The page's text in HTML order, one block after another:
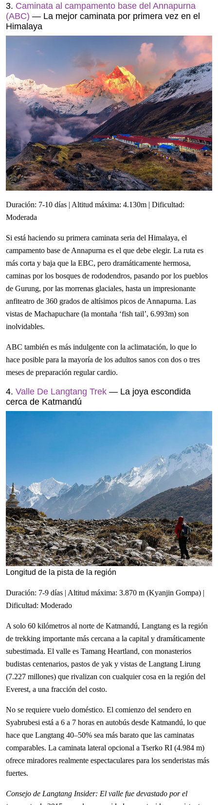
3. Caminata al campamento base del Annapurna
(ABC) — La mejor caminata por primera vez en el
Himalaya
Duración: 7-10 días | Altitud máxima: 4.130m | Dificultad:
Moderada
Si está haciendo su primera caminata seria del Himalaya, el
campamento base de Annapurna es el que debe elegir. La ruta es
más corta y baja que la EBC, pero dramáticamente hermosa,
caminas por los bosques de rododendros, pasando por los pueblos
de Gurung, por las morrenas glaciales, hasta un impresionante
anfiteatro de 360 grados de altísimos picos de Annapurna. Las
vistas de Machapuchare (la montaña ‘fish tail’, 6.993m) son
inolvidables.
ABC también es más indulgente con la aclimatación, lo que lo
hace posible para la mayoría de los adultos sanos con dos o tres
meses de preparación regular cardio.
4. Valle De Langtang Trek — La joya escondida
cerca de Katmandú
Longitud de la pista de la región
Duración: 7-9 días | Altitud máxima: 3.870 m (Kyanjin Gompa) |
Dificultad: Moderado
A solo 60 kilómetros al norte de Katmandú, Langtang es la región
de trekking importante más cercana a la capital y dramáticamente
subestimada. El valle es Tamang Heartland, con monasterios
budistas centenarios, pastos de yak y vistas de Langtang Lirung
(7.227 millones) que rivalizan con cualquier cosa en la región del
Everest, a una fracción del costo.
No se requiere vuelo doméstico. El comienzo del sendero en
Syabrubesi está a 6 a 7 horas en autobús desde Katmandú, lo que
hace que Langtang 40–50% sea más barato que las caminatas
comparables. La caminata lateral opcional a Tserko RI (4.984 m)
ofrece miradores realmente espectaculares para los senderistas más
fuertes.
Consejo de Langtang Insider: El valle fue devastado por el